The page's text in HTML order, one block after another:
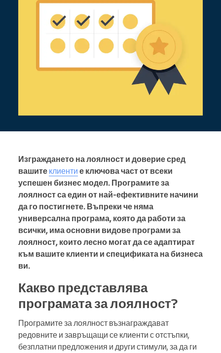
Изграждането на лоялност и доверие сред
вашите клиенти е ключова част от всеки
успешен бизнес модел. Програмите за
лоялност са един от най-ефективните начини
да го постигнете. Въпреки че няма
универсална програма, която да работи за
всички, има основни видове програми за
лоялност, които лесно могат да се адаптират
към вашите клиенти и спецификата на бизнеса
ви.
Какво представлява
програмата за лоялност?
Програмите за лоялност възнаграждават
редовните и завръщащи се клиенти с отстъпки,
безплатни предложения и други стимули, за да ги